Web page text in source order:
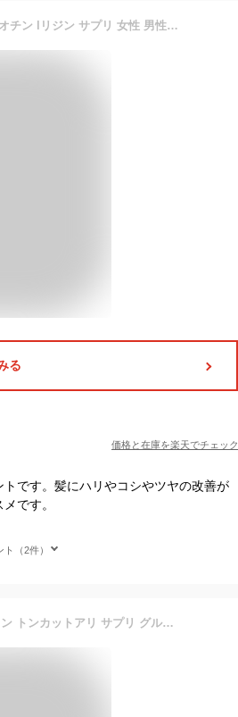
ヒックス タンパク質 サプリメント 錠剤 ビオチン lリジン サプリ 女性 男性 国産 食事で不足 インナーケア ハリコシ ツヤ 頭皮 ヘア 保湿 亜鉛 葉酸 アミノ酸 ビタミンC ビタミンB1 B2 B3 B6 B12 スカルプケア エイジングケア 日本製 錠剤 aga hx00300001
る
価格と在庫を楽天でチェック
です。髪にハリやコシやツヤの改善が
です。
（2件）
Dr.テストステロン TESTARIZE テストフェン トンカットアリ サプリ グルコン酸亜鉛 LJ100 ［栄養機能食品］90粒 亜鉛 メンズ 男性 力 自信 ホルモン ブースター 妊活 精 増大 活力 増強 国産 無添加 おすすめ 更年期 錠剤 人気 タブレット LEVEL.FIT